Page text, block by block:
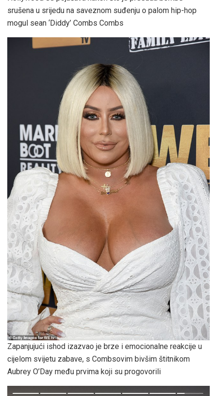
srušena u srijedu na saveznom suđenju o palom hip-hop
mogul sean ‘Diddy’ Combs Combs
Zapanjujući ishod izazvao je brze i emocionalne reakcije u
cijelom svijetu zabave, s Combsovim bivšim štitnikom
Aubrey O’Day među prvima koji su progovorili